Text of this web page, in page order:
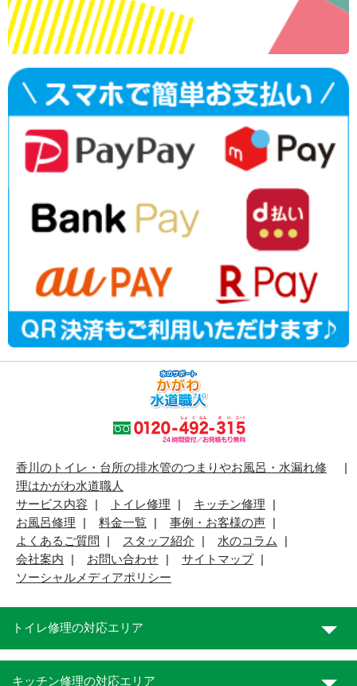
香川のトイレ・台所の排水管のつまりやお風呂・水漏れ修
理はかがわ水道職人
サービス内容
トイレ修理
キッチン修理
お風呂修理
料金一覧
事例・お客様の声
よくあるご質問
スタッフ紹介
水のコラム
会社案内
お問い合わせ
サイトマップ
ソーシャルメディアポリシー
トイレ修理の対応エリア
キッチン修理の対応エリア